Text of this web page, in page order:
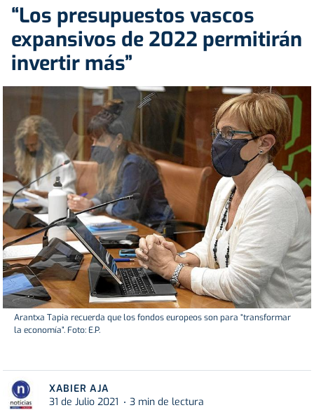
“Los presupuestos vascos
expansivos de 2022 permitirán
invertir más”
Arantxa Tapia recuerda que los fondos europeos son para “transformar
la economía”. Foto: E.P.
XABIER AJA
31 de Julio 2021
3 min de lectura